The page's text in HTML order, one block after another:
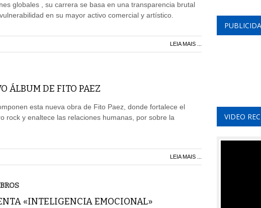
globales , su carrera se basa en una transparencia brutal
en su mayor activo comercial y artístico.
LEIA MAIS ...
ÁLBUM DE FITO PAEZ
esta nueva obra de Fito Paez, donde fortalece el
rock y enaltece las relaciones humanas, por sobre la
LEIA MAIS ...
«INTELIGENCIA EMOCIONAL»
VIDEO